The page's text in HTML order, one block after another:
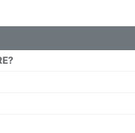
eller realisationsbeskatning